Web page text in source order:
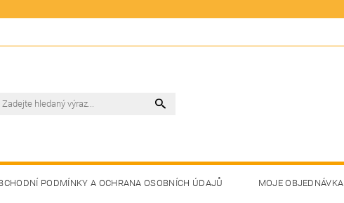
PODMÍNKY A OCHRANA OSOBNÍCH ÚDAJŮ MOJE OBJEDNÁVKA